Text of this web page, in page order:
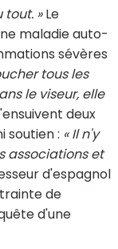
tout. »Le
maladie auto-
sévères
tous les
le viseur, elle
deux
soutien : « Il n'y
associations et
d'espagnol
de
d'une